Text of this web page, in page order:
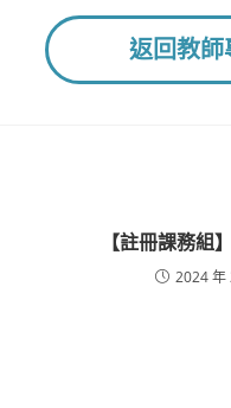
返回教師
【註冊課務組
2024 年